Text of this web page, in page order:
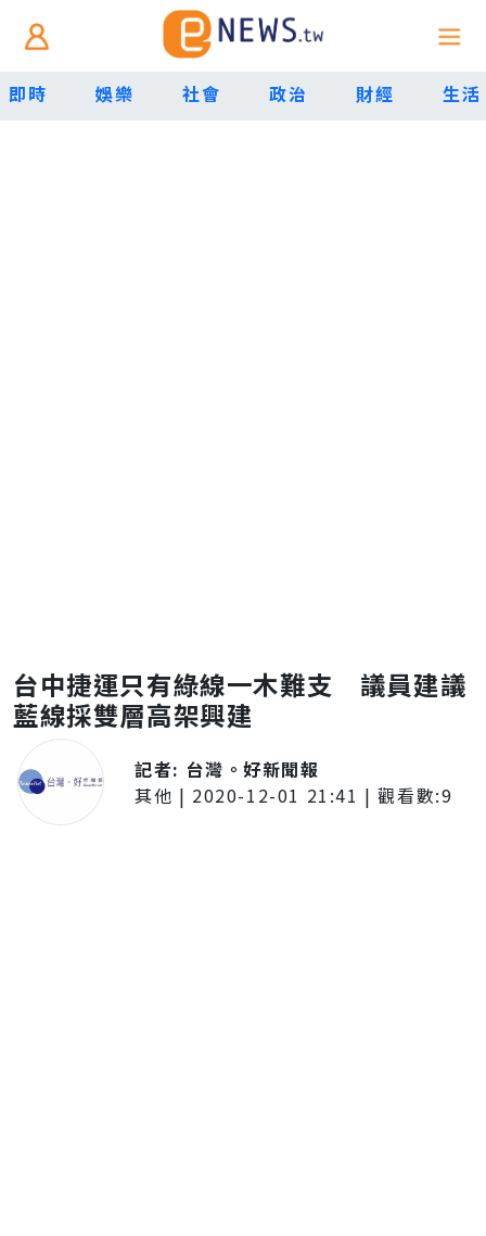
即時 娛樂 社會 政治 財經 生活
台中捷運只有綠線一木難支 議員建議
藍線採雙層高架興建
記者: 台灣。好新聞報
其他 | 2020-12-01 21:41 | 觀看數:9